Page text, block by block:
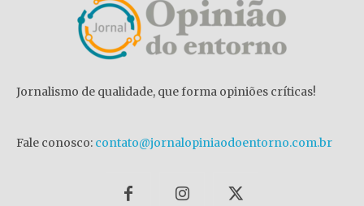
Jornalismo de qualidade, que forma opiniões críticas!
Fale conosco: contato@jornalopiniaodoentorno.com.br